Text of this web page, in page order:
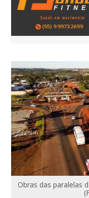
Obras das paralelas